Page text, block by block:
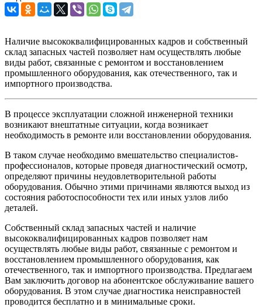
Наличие высококвалифицированных кадров и собственный
склад запасных частей позволяет нам осуществлять любые
виды работ, связанные с ремонтом и восстановлением
промышленного оборудования, как отечественного, так и
импортного производства.
В процессе эксплуатации сложной инженерной техники
возникают внештатные ситуации, когда возникает
необходимость в ремонте или восстановлении оборудования.
В таком случае необходимо вмешательство специалистов-
профессионалов, которые проведя диагностический осмотр,
определяют причины неудовлетворительной работы
оборудования. Обычно этими причинами являются выход из
состояния работоспособности тех или иных узлов либо
деталей.
Собственный склад запасных частей и наличие
высококвалифицированных кадров позволяет нам
осуществлять любые виды работ, связанные с ремонтом и
восстановлением промышленного оборудования, как
отечественного, так и импортного производства. Предлагаем
Вам заключить договор на абонентское обслуживание вашего
оборудования. В этом случае диагностика неисправностей
проводится бесплатно и в минимальные сроки.